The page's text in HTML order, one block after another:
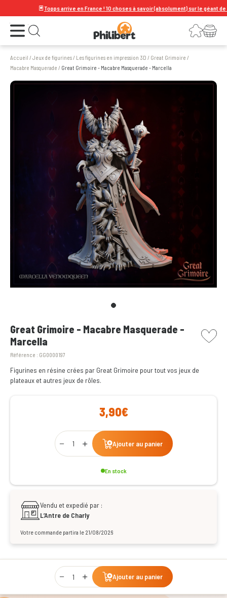
Topps arrive en France ! 10 choses à savoir (absolument) sur le géant de la
Ouvrir le menu Ouvrir la recherche Connexion
Votre panier
Accueil /Jeux de figurines/ Les figurines en impression 3D / Great Grimoire /
Macabre Masquerade / Great Grimoire - Macabre Masquerade - Marcella
Great Grimoire - Macabre Masquerade -
Marcella
Référence : GG0000197
picto
Figurines en résine crées par Great Grimoire pour tout vos jeux de
plateaux et autres jeux de rôles.
3,90€
Qty
Ajouter au panier
En stock
Vendu et expedié par :
L’Antre de Charly
Votre commande partira le 21/08/2026
Qty
Ajouter au panier